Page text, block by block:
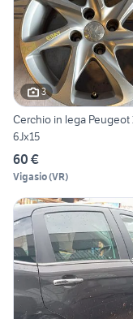
3
Cerchio in lega Peugeot
6Jx15
60 €
Vigasio(VR)